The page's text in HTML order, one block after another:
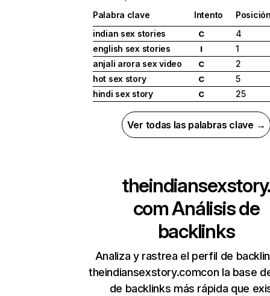
Palabra clave Intento
indian sex stories
C
4
english sex stories
I
1
anjali arora sex video
C
2
hot sex story
C
5
hindi sex story
C 25
Ver todas las palabras clave →
theindiansexstory.
comAnálisis de
backlinks
Analiza y rastrea el perfil de
theindiansexstory.comcon la base
de backlinks más rápida que